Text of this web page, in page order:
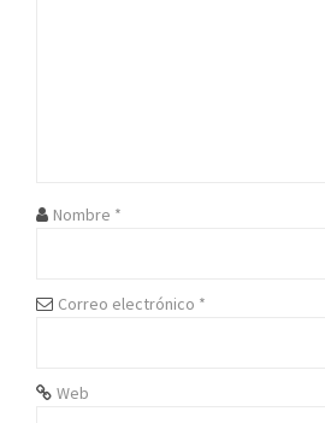
e
n
r
Nombre *
Correo electrónico *
Web